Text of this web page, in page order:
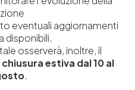
80078 Pozzuoli (NA) – Tel. +39
eventuali aggiornamenti
disponibili.
osserverà, inoltre, il
chiusura estiva dal 10 al
.